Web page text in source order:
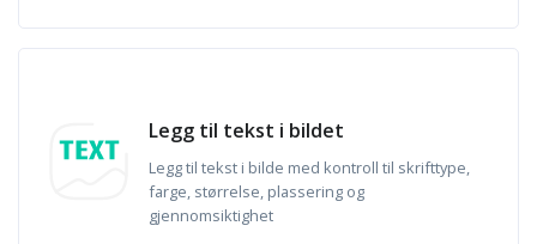
Legg til tekst i bildet
Legg til tekst i bilde med kontroll til skrifttype,
farge, størrelse, plassering og
gjennomsiktighet